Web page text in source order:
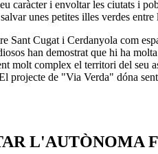
caràcter i envoltar les ciutats i
unes petites illes verdes
Sant Cugat i Cerdanyola com
han demostrat que hi ha
molt complex el territori del seu
projecte de "Via Verda" dóna
L'AUTÒNOMA